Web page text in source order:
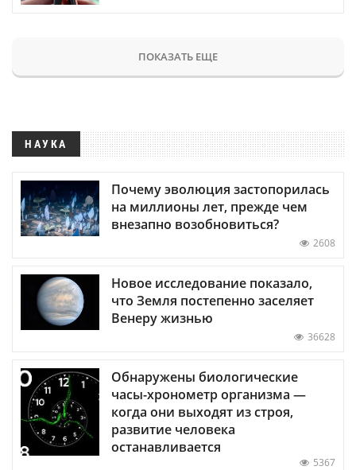
ПОКАЗАТЬ ЕЩЕ
НАУКА
Почему эволюция застопорилась
на миллионы лет, прежде чем
внезапно возобновиться?
2608
Новое исследование показало,
что Земля постепенно заселяет
Венеру жизнью
36628
Обнаружены биологические
часы-хронометр организма —
когда они выходят из строя,
развитие человека
останавливается
5367